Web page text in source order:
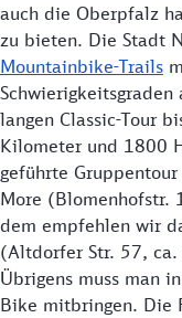
auch die Oberpfalz
zu bieten. Die Stadt
Mountainbike-Trails
langen Classic-Tour
Kilometer und 1800
geführte
More (Blomenhofstr.
dem empfehlen wir
(Altdorfer Str. 57,
Übrigens muss man
Bike mitbringen. Die